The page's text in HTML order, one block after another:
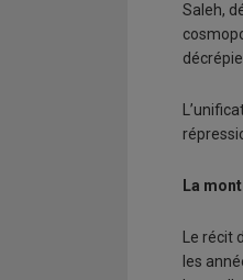
Saleh,
La
Le récit
les